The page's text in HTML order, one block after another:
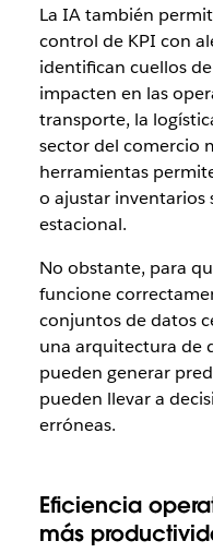
La IA también
control de KPI con
identifican cuellos
impacten en las
transporte, la
sector del comercio
herramientas
o ajustar inventarios
estacional.
No obstante, para
funcione
conjuntos de datos
una arquitectura de
pueden generar
pueden llevar a
erróneas.
Eficiencia
más